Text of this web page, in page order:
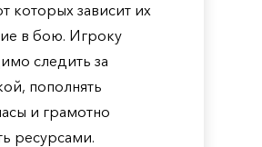
которых зависит их
в бою. Игроку
следить за
пополнять
и грамотно
ресурсами.